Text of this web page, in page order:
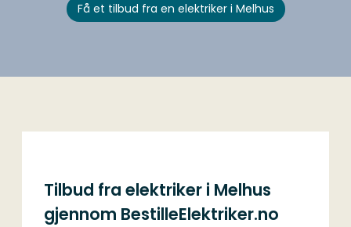
Få et tilbud fra en elektriker i Melhus
Tilbud fra elektriker i Melhus
gjennom BestilleElektriker.no